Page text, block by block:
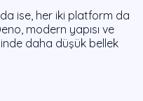
ise, her iki platform da
modern yapısı ve
daha düşük bellek